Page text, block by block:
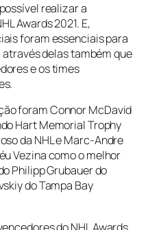
realizar a
Awards 2021. E,
foram essenciais para
delas também que
e os times
foram Connor McDavid
Hart Memorial Trophy
da NHL e Marc-Andre
Vezina como o melhor
Philipp Grubauer do
do Tampa Bay